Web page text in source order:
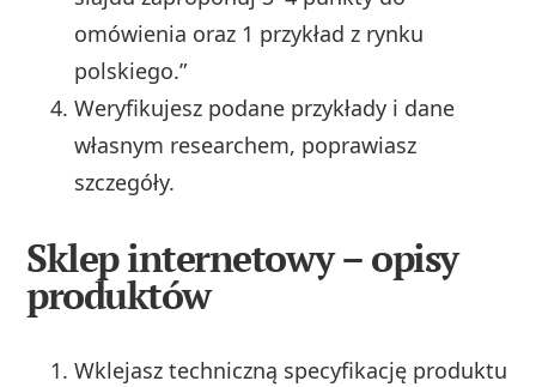
omówienia oraz 1 przykład z rynku
polskiego.”
Weryfikujesz podane przykłady i dane
własnym researchem, poprawiasz
szczegóły.
Sklep internetowy – opisy
produktów
Wklejasz techniczną specyfikację produktu